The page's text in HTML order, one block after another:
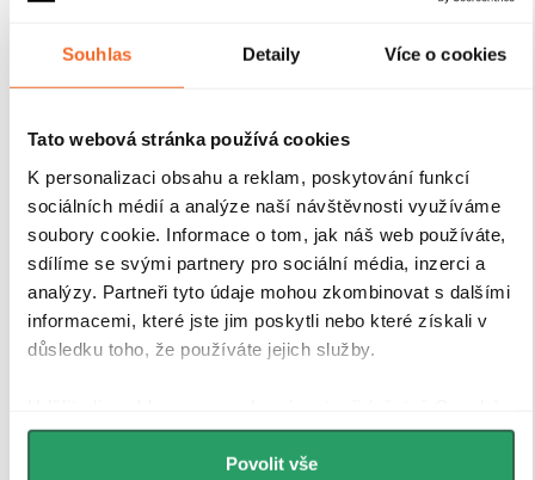
Souhlas Detaily Více o cookies
Tato webová stránka používá cookies
K personalizaci obsahu a reklam, poskytování funkcí
sociálních médií a analýze naší návštěvnosti využíváme
soubory cookie. Informace o tom, jak náš web používáte,
sdílíme se svými partnery pro sociální média, inzerci a
analýzy. Partneři tyto údaje mohou zkombinovat s dalšími
informacemi, které jste jim poskytli nebo které získali v
důsledku toho, že používáte jejich služby.
můžeme používat cookies pro analytiku a
personalizovanou reklamu. Jak Google zpracovává
Povolit vše